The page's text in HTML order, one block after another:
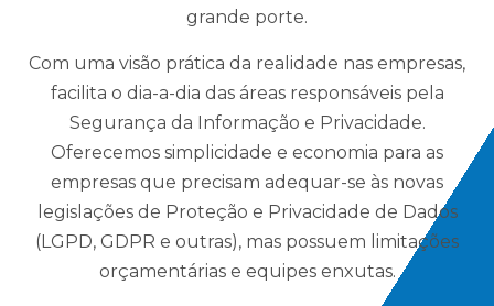
Customização
questionários
avaliações
com
segregação
grande porte.
Com uma visão prática da realidade nas empresas,
facilita o dia-a-dia das áreas responsáveis pela
Segurança da Informação e Privacidade.
Oferecemos simplicidade e economia para as
empresas que precisam adequar-se às novas
legislações de Proteção e Privacidade de Dados
(LGPD, GDPR e outras), mas possuem limitações
orçamentárias e equipes enxutas.